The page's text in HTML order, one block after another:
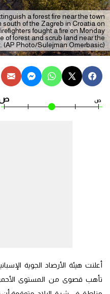
a forest fire near the town
south of the Zagreb in Croatia on
fought a fire on Monday
of forest and scrub land near the
(AP Photo/Sulejman Omerbasic)
ص
تأهب قصوى من المستوى